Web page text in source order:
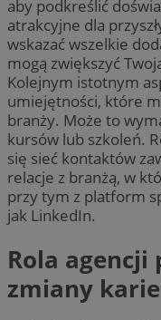
aby podkreślić
atrakcyjne dla
wskazać wszelkie
mogą zwiększyć
Kolejnym istotnym
umiejętności, które
branży. Może to
kursów lub szkoleń.
się sieć kontaktów
relacje z branżą, w
przy tym z platform
jak LinkedIn.
Rola agencji
zmiany